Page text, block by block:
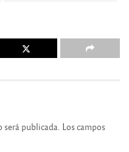
publicada. Los campos